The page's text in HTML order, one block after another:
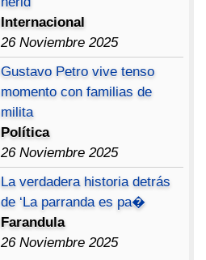
Internacional
26 Noviembre 2025
Gustavo Petro vive tenso
momento con familias de
milita
Política
26 Noviembre 2025
La verdadera historia detrás
de ‘La parranda es pa�
Farandula
26 Noviembre 2025